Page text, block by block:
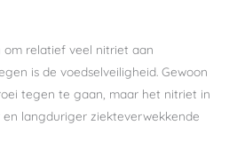
om relatief veel nitriet aan
is de voedselveiligheid. Gewoon
tegen te gaan, maar het nitriet in
langduriger ziekteverwekkende